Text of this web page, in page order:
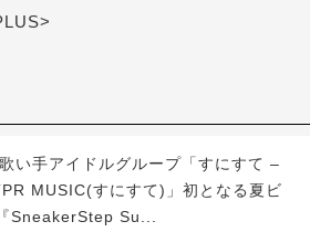
い手アイドルグループ「すにすて –
MUSIC(すにすて)」初となる夏ビ
SneakerStep Su...